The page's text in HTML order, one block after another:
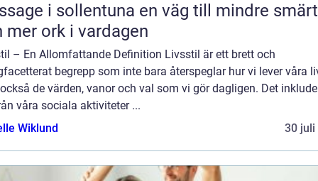
i sollentuna en väg till mindre smärta
mer ork i vardagen
– En Allomfattande Definition Livsstil är ett brett och
begrepp som inte bara återspeglar hur vi lever våra
de värden, vanor och val som vi gör dagligen. Det
våra sociala aktiviteter ...
Wiklund
30 juli